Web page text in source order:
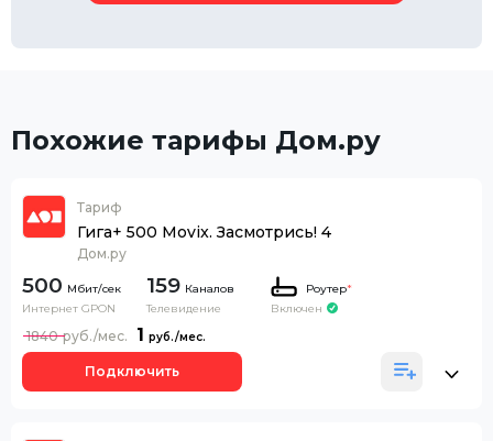
Похожие тарифы Дом.ру
Тариф
Гига+ 500 Movix. Засмотрись! 4
Дом.ру
500
Интернет GPON
159 Каналов
Телевидение
Роутер*
Включен
1
1840
Подключить